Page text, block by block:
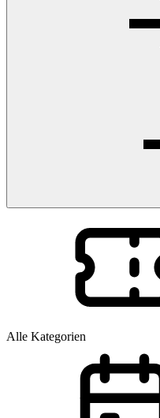
Alle Kategorien